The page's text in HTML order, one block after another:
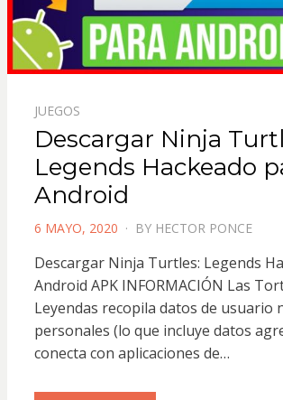
JUEGOS
Descargar Ninja
Legends Hackeado
Android
POSTED
6 MAYO, 2020 BY HECTOR PONCE
Descargar Ninja Turtles: Legends
Android APK INFORMACIÓN Las
Leyendas recopila datos de usuario
personales (lo que incluye datos
conecta con aplicaciones de…